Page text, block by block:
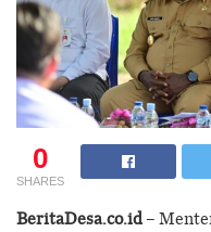
0
SHARES
BeritaDesa.co.id–